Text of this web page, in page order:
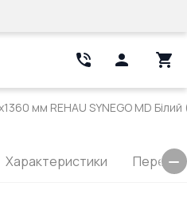
мм REHAU SYNEGO MD
Характеристики